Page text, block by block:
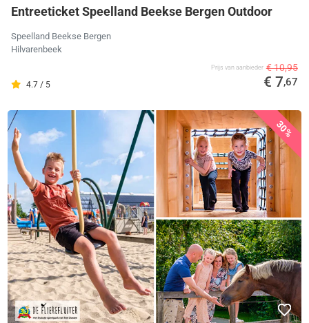
Entreeticket Speelland Beekse Bergen Outdoor
Speelland Beekse Bergen
Hilvarenbeek
4.7 / 5
Prijs van aanbieder € 10,95
€ 7,67
30%